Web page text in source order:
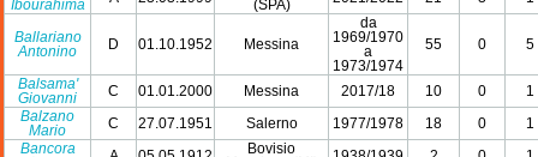
Ibourahima
(SPA)
Ballariano
Antonino
D 01.10.1952 Messina
da
1969/1970
a
1973/1974
55 0 5
Balsama'
Giovanni
C 01.01.2000 Messina 2017/18 10 0
1
Balzano
Mario
C 27.07.1951 Salerno 1977/1978 18 0
1
Bancora
Bovisio